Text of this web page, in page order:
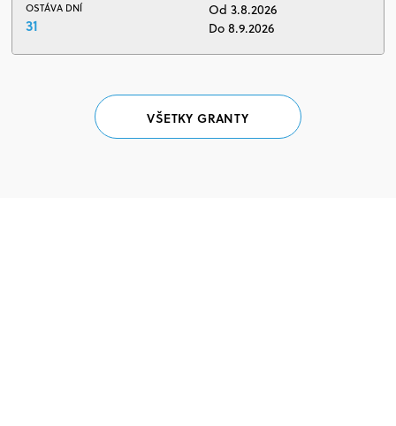
OSTÁVA DNÍ
31
Od 3.8.2026
Do 8.9.2026
VŠETKY GRANTY